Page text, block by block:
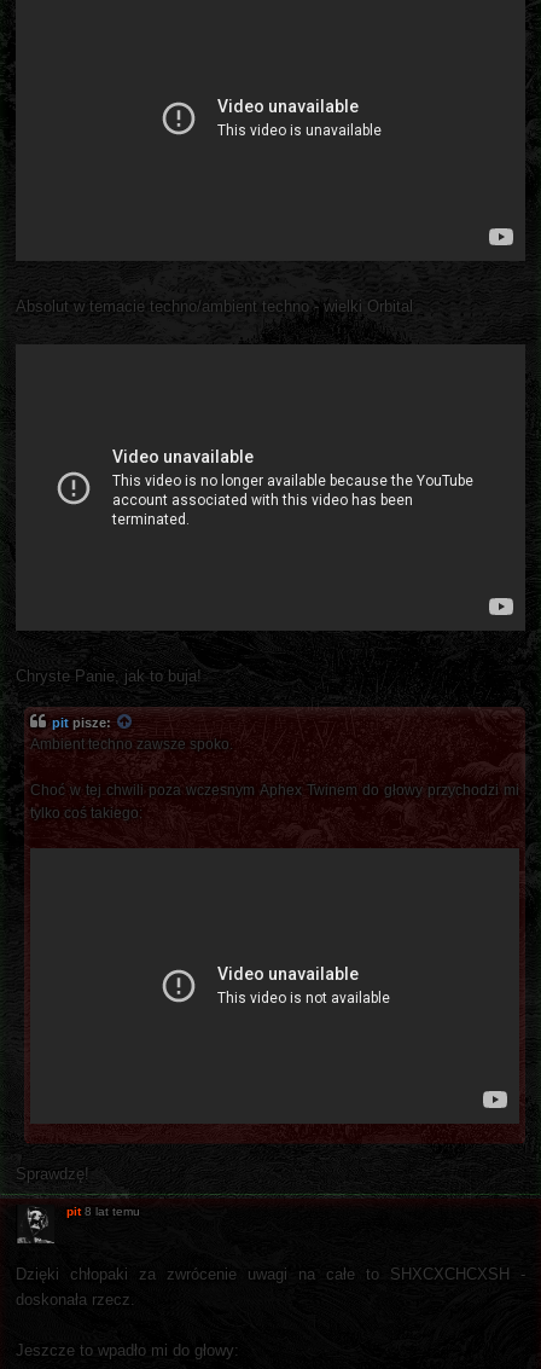
Absolut w temacie techno/ambient techno - wielki Orbital
Chryste Panie, jak to buja!
pit pisze:
Ambient techno zawsze spoko.
Choć w tej chwili poza wczesnym Aphex Twinem do głowy przychodzi mi
tylko coś takiego:
Sprawdzę!
pit 8 lat temu
Dzięki chłopaki za zwrócenie uwagi na całe to SHXCXCHCXSH -
doskonała rzecz.
Jeszcze to wpadło mi do głowy: